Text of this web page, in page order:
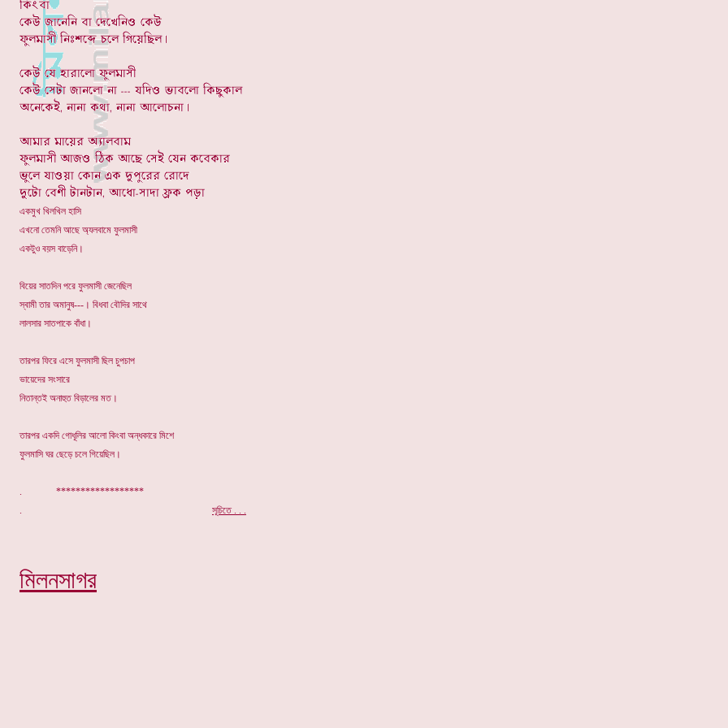
একমুখ খিলখিল হাসি
এখনো তেমনি আছে অ্যলবামে ফুলমাসী
একটুও বয়স বাড়েনি।
বিয়ের সাতদিন পরে ফুলমাসী জেনেছিল
স্বামী তার অমানুষ---। বিধবা বৌদির সাথে
লালসার সাতপাকে বাঁধা।
তারপর ফিরে এসে ফুলমাসী ছিল চুপচাপ
ভায়েদের সংসারে
নিতান্তই অনাহুত বিড়ালের মত।
তারপর একদি গোধূলির আলো কিংবা অন্ধকারে মিশে
ফুলমাসি ঘর ছেড়ে চলে গিয়েছিল।
. ******************
. সূচিতে . . .
মিলনসাগর